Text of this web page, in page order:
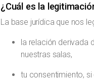
¿Cuál es la
La base jurídica que nos
la relación derivada
nuestras salas,
tu consentimiento,